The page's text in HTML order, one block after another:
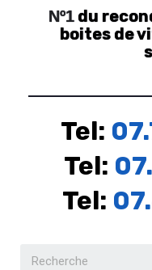
Nº1du
boites de
Tel:
Tel:
Tel: